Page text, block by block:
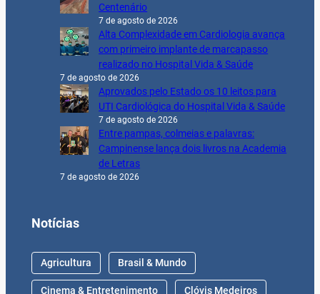
Centenário
7 de agosto de 2026
Alta Complexidade em Cardiologia avança
com primeiro implante de marcapasso
realizado no Hospital Vida & Saúde
7 de agosto de 2026
Aprovados pelo Estado os 10 leitos para
UTI Cardiológica do Hospital Vida & Saúde
7 de agosto de 2026
Entre pampas, colmeias e palavras:
Campinense lança dois livros na Academia
de Letras
7 de agosto de 2026
Notícias
Agricultura Brasil & Mundo
Cinema & Entretenimento Clóvis Medeiros